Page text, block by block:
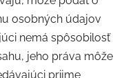
osobných údajov
nemá spôsobilosť
jeho práva môže
prijme